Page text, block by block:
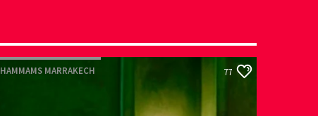
HAMMAMS MARRAKECH 77